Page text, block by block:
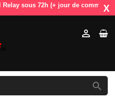
72h (+ jour de commande). X

